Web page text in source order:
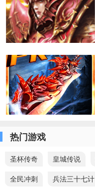
热门游戏
圣杯传奇 皇城传说
全民冲刺 兵法三十七计